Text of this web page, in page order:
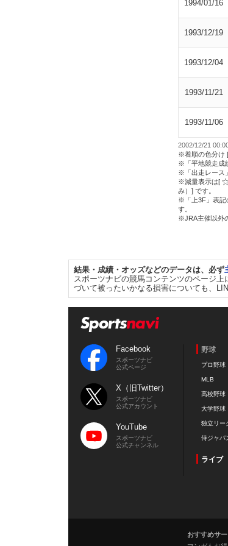
1994/01/16
1993/12/19
1993/12/04
1993/11/21
1993/11/06
2002/12/21
※着順の色分け [
※「平地競走成
※「出走レース
※減量表示は[
み）] です。
※「上3F」表記
す。
※JRA主催以外
結果・成績・オッズなどのデータは、必ず
スポーツナビの競馬コンテンツのページ
づいて被ったいかなる損害についても、
Facebook
スポーツナビ
公式ページ
X（旧Twitter）
スポーツナビ
公式アカウント
YouTube
スポーツナビ
公式チャンネル
野球
プロ野球
MLB
高校野球
大学野球
独立リー
侍ジャパ
ライブ
おすすめサ